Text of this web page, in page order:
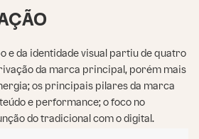
e da identidade visual partiu de quatro
da marca principal, porém mais
os principais pilares da marca
e performance; o foco no
do tradicional com o digital.